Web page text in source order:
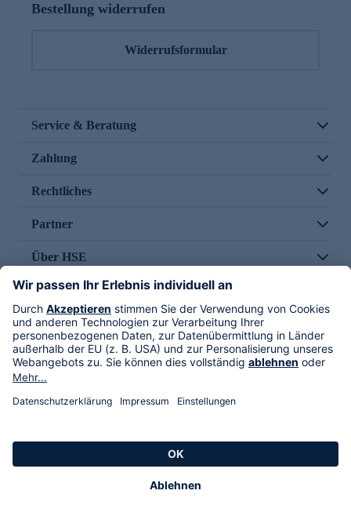
Bestellung widerrufen
Widerrufsformular
Service & Beratung
Zahlung
Rechtliches
Partner
Über HSE
Im TV
HSE International